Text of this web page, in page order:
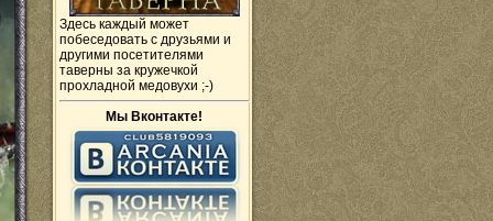
Здесь каждый может
побеседовать с друзьями и
другими посетителями
таверны за кружечкой
прохладной медовухи ;-)
Мы Вконтакте!